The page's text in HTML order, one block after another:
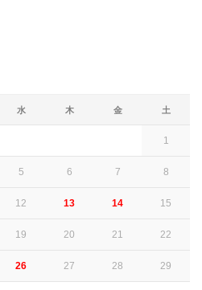
水 木 金 土
1
5 6 7 8
12 13 14 15
19 20 21 22
26 27 28 29